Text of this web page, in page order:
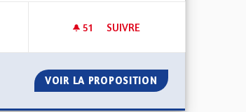
POUR DE LA FRAÎCHEUR
51 51 ABONNÉS
SUIVRE
VOIR LA PROPOSITION PISTES